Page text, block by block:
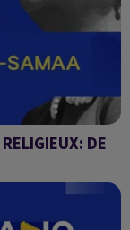
DE